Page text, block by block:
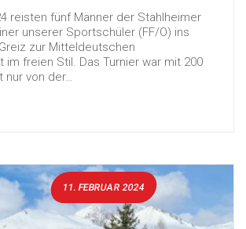
reisten fünf Männer der Stahlheimer
unserer Sportschüler (FF/O) ins
zur Mitteldeutschen
im freien Stil. Das Turnier war mit 200
nur von der…
11. FEBRUAR 2024